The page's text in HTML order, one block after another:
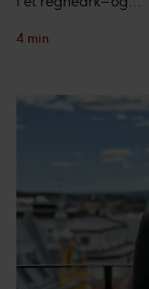
4 min